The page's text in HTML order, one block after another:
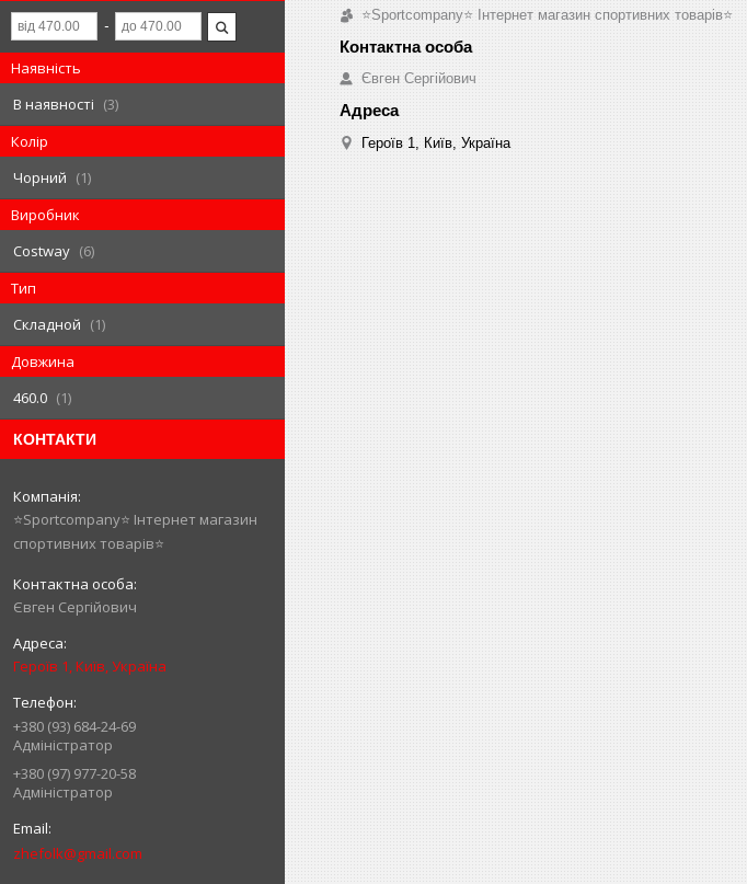
Наявність
В наявності
3
Колір
Чорний
1
Виробник
Costway
6
Тип
Складной
1
Довжина
460.0
1
КОНТАКТИ
⭐️Sportcompany⭐️ Інтернет магазин
спортивних товарів⭐️
Євген Сергійович
Героїв 1, Київ, Україна
+380 (93) 684-24-69
Адміністратор
+380 (97) 977-20-58
Адміністратор
zhefolk@gmail.com
⭐️Sportcompany⭐️ Інтернет магазин спортивних товарів⭐️
Євген Сергійович
Героїв 1, Київ, Україна